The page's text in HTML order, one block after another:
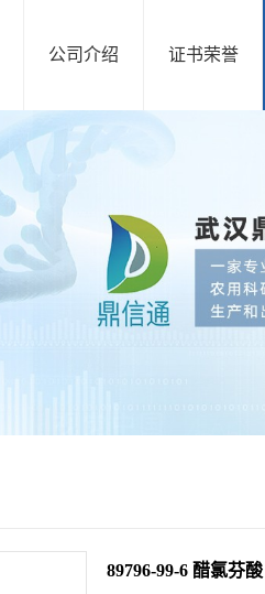
公司介绍 证书荣誉
89796-99-6 醋氯芬酸